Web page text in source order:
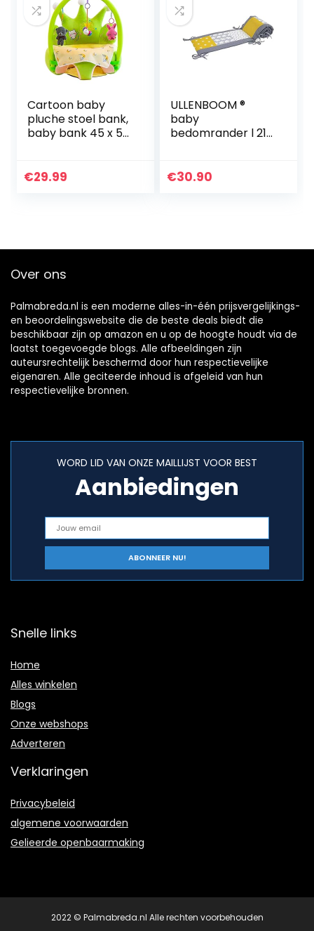
Cartoon baby
pluche stoel bank,
baby bank 45 x 50
zitting
€29.99
ULLENBOOM ®
baby
bedomrander l 210
ledikantjes,
€30.90
Over ons
Palmabreda.nl is een moderne alles-in-één prijsvergelijkings-
en beoordelingswebsite die de beste deals biedt die
beschikbaar zijn op amazon en u op de hoogte houdt via de
laatst toegevoegde blogs. Alle afbeeldingen zijn
auteursrechtelijk beschermd door hun respectievelijke
eigenaren. Alle geciteerde inhoud is afgeleid van hun
respectievelijke bronnen.
WORD LID VAN ONZE MAILLIJST VOOR BEST
Aanbiedingen
Snelle links
Home
Alles winkelen
Blogs
Onze webshops
Adverteren
Verklaringen
Privacybeleid
algemene voorwaarden
Gelieerde openbaarmaking
2022 © Palmabreda.nl Alle rechten voorbehouden